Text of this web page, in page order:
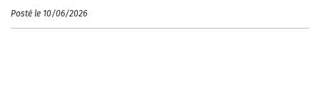
Posté le 10/06/2026